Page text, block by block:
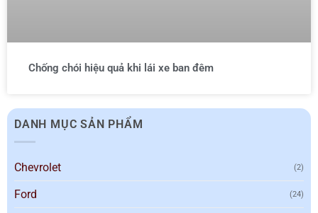
Chống chói hiệu quả khi lái xe ban đêm
DANH MỤC SẢN PHẨM
Chevrolet (2)
Ford (24)